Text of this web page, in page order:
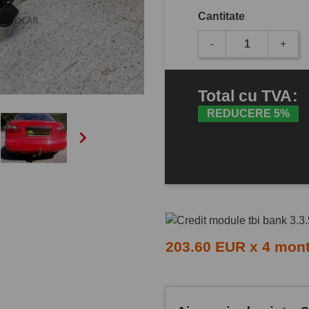

Cantitate
- +
Total cu TVA:
REDUCERE 5%
203.60 EUR x 4